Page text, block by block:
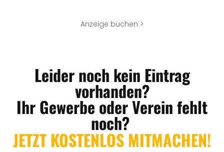
Anzeige buchen >
Leider noch kein Eintrag
vorhanden?
Ihr Gewerbe oder Verein fehlt
noch?
JETZT KOSTENLOS MITMACHEN!